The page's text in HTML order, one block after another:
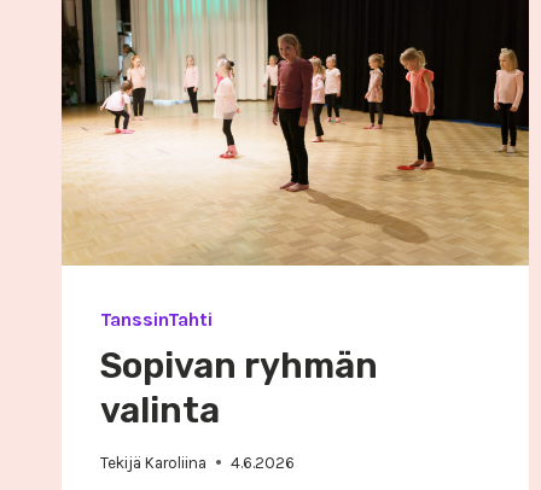
TanssinTahti
Sopivan ryhmän
valinta
Tekijä Karoliina 4.6.2026